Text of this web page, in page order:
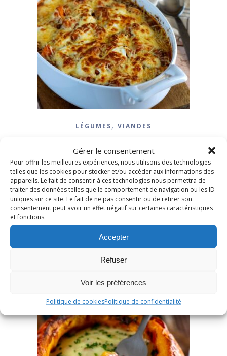
Gérer le consentement
Pour offrir les meilleures expériences, nous utilisons des technologies
telles que les cookies pour stocker et/ou accéder aux informations des
appareils. Le fait de consentir à ces technologies nous permettra de
traiter des données telles que le comportement de navigation ou les ID
uniques sur ce site. Le fait de ne pas consentir ou de retirer son
consentement peut avoir un effet négatif sur certaines caractéristiques
et fonctions.
Accepter
Refuser
Voir les préférences
Politique de cookiesPolitique de confidentialité
LÉGUMES, VIANDES
Gratin de patates douces
au boeuf
8 janvier 2026 / 12 Commentaires
LIRE LA SUITE